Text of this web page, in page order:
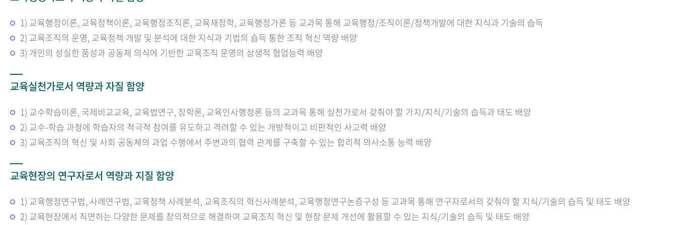
1) 교육행정이론, 교육정책이론, 교육행정조직론, 교육재정학, 교육행정가론 등 교과목 통해 교육행정/조직이론/정책개발에 대한 지식과 기술의 습득
2) 교육조직의 운영, 교육정책 개발 및 분석에 대한 지식과 기법의 습득 통한 조직 혁신 역량 배양
3) 개인의 성실한 품성과 공동체 의식에 기반한 교육조직 운영의 상생적 협업능력 배양
교육실천가로서 역량과 자질 함양
1) 교수학습이론, 국제비교교육, 교육법연구, 장학론, 교육인사행정론 등의 교과목 통해 실천가로서 갖춰야 할 가치/지식/기술의 습득과 태도 배양
2) 교수-학습 과정에 학습자의 적극적 참여를 유도하고 격려할 수 있는 개방적이고 비판적인 사고력 배양
3) 교육조직의 혁신 및 사회 공동체의 과업 수행에서 주변과의 협력 관계를 구축할 수 있는 합리적 의사소통 능력 배양
교육현장의 연구자로서 역량과 지질 함양
1) 교육행정연구법, 사례연구법, 교육정책 사례분석, 교육조직의 혁신사례분석, 교육행정연구논증구성 등 교과목 통해 연구자로서의 갖춰야 할 지식/기술의 습득 및 태도 배양
2) 교육현장에서 직면하는 다양한 문제를 창의적으로 해결하여 교육조직 혁신 및 현장 문제 개선에 활용할 수 있는 지식/기술의 습득 및 태도 배양